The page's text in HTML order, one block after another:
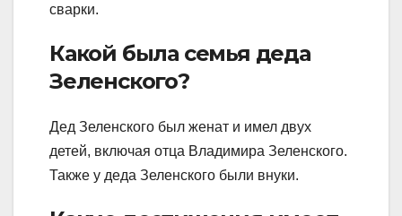
сварки.
Какой была семья деда
Зеленского?
Дед Зеленского был женат и имел двух
детей, включая отца Владимира Зеленского.
Также у деда Зеленского были внуки.